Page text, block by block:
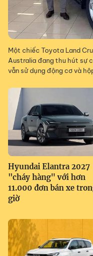
Một chiếc Toyota Land
Australia đang thu hút sự
vẫn sử dụng động cơ và
Hyundai Elantra 2027
"cháy hàng" với hơn
11.000 đơn bán xe
giờ